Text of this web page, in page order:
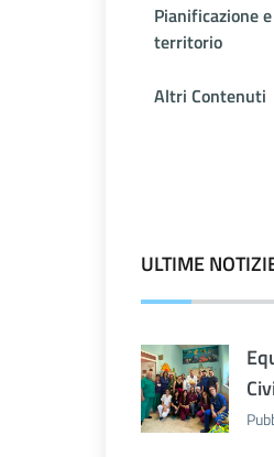
Pianificazione
territorio
Altri Contenuti
ULTIME